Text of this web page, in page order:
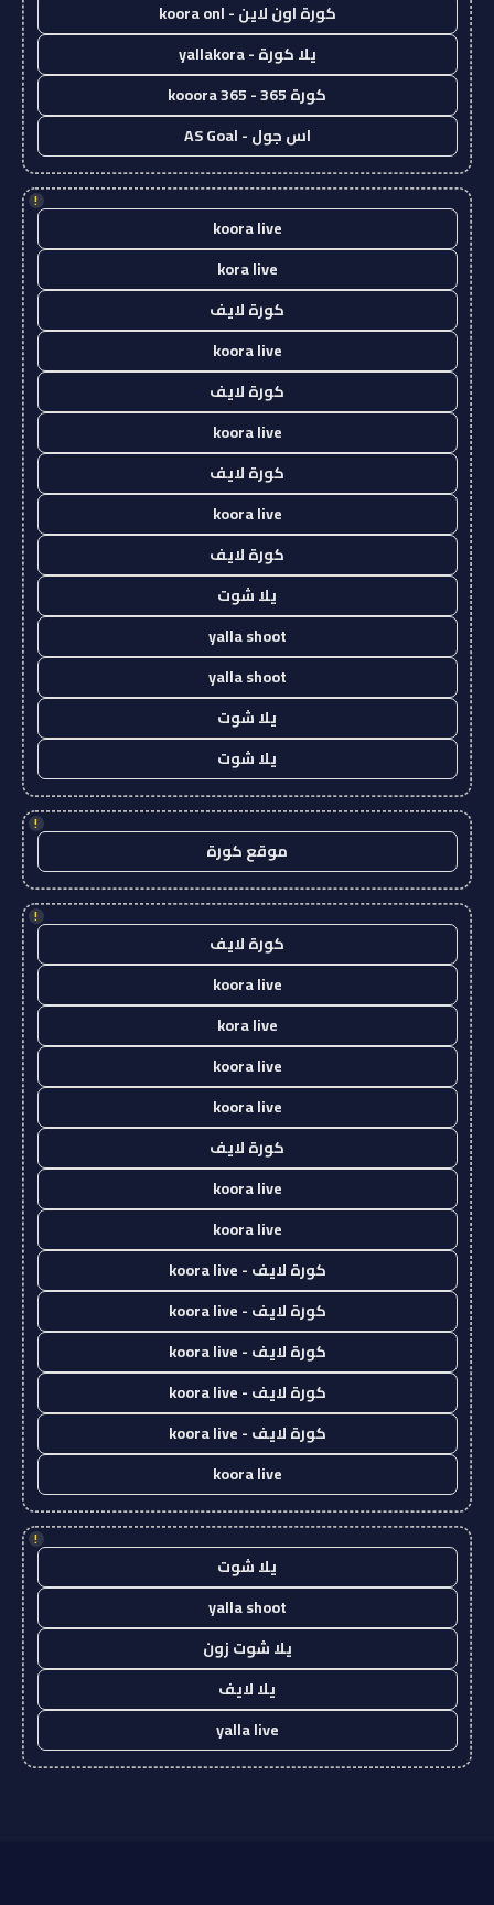
كورة اون لاين - koora onl
يلا كورة - yallakora
كورة 365 - kooora 365
اس جول - AS Goal
!
koora live
kora live
كورة لايف
koora live
كورة لايف
koora live
كورة لايف
koora live
كورة لايف
يلا شوت
yalla shoot
yalla shoot
يلا شوت
يلا شوت
!
موقع كورة
!
كورة لايف
koora live
kora live
koora live
koora live
كورة لايف
koora live
koora live
كورة لايف - koora live
كورة لايف - koora live
كورة لايف - koora live
كورة لايف - koora live
كورة لايف - koora live
koora live
!
يلا شوت
yalla shoot
يلا شوت زون
يلا لايف
yalla live